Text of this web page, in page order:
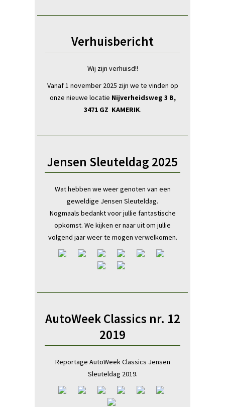
Verhuisbericht
Wij zijn verhuisd!!
Vanaf 1 november 2025 zijn we te vinden op
onze nieuwe locatie Nijverheidsweg 3 B,
3471 GZ KAMERIK.
Jensen Sleuteldag 2025
Wat hebben we weer genoten van een
geweldige Jensen Sleuteldag.
Nogmaals bedankt voor jullie fantastische
opkomst. We kijken er naar uit om jullie
volgend jaar weer te mogen verwelkomen.
AutoWeek Classics nr. 12
2019
Reportage AutoWeek Classics Jensen
Sleuteldag 2019.